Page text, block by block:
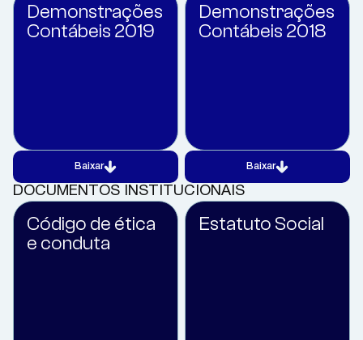
Demonstrações
Contábeis 2019
Baixar
Demonstrações
Contábeis 2018
Baixar
DOCUMENTOS INSTITUCIONAIS
Código de ética
e conduta
Estatuto Social